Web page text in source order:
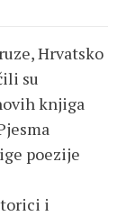
Hrvatsko
su
knjiga
poezije
i